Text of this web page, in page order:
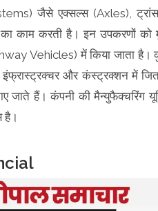
जैसे एक्सल्स (Axles),
काम करती है। इन उपकरणों
Vehicles) में किया जाता है।
इंफ्रास्ट्रक्चर और कंस्ट्रक्शन में
जाते हैं। कंपनी की मैन्युफैक्चरिंग
है।